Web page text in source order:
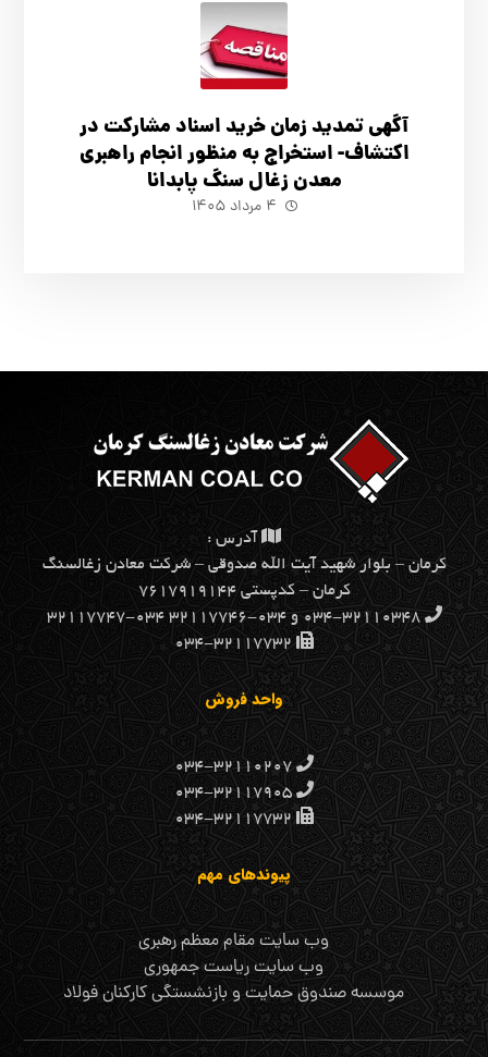
آگهي تمدید زمان خرید اسناد مشارکت در
اکتشاف- استخراج به منظور انجام راهبری
معدن زغال سنگ پابدانا
۴ مرداد ۱۴۰۵
آدرس :
كرمان – بلوار شهيد آيت الله صدوقي – شركت معادن زغالسنگ
كرمان – کدپستی ۷۶۱۷۹۱۹۱۴۴
۰۳۴-۳۲۱۱۰۳۴۸ و ۰۳۴-۳۲۱۱۷۷۴۶ ۰۳۴-۳۲۱۱۷۷۴۷
۰۳۴-۳۲۱۱۷۷۳۲
واحد فروش
۰۳۴-۳۲۱۱۰۲۰۷
۰۳۴-۳۲۱۱۷۹۰۵
۰۳۴-۳۲۱۱۷۷۳۲
پیوندهای مهم
وب سایت مقام معظم رهبری
وب سایت ریاست جمهوری
موسسه صندوق حمایت و بازنشستگی کارکنان فولاد